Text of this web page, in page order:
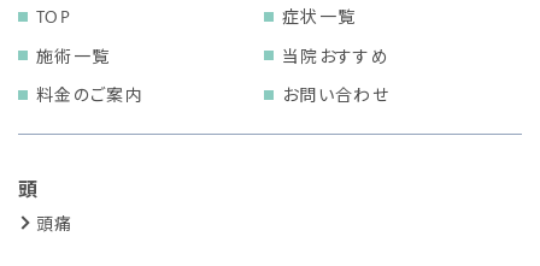
TOP
症状一覧
施術一覧
当院おすすめ
料金のご案内
お問い合わせ
頭
頭痛